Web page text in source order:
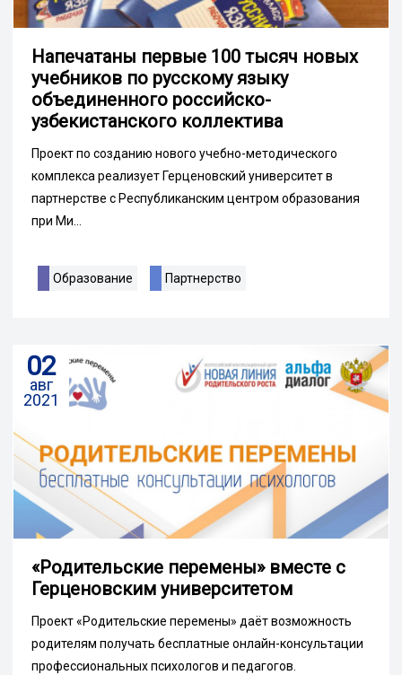
Напечатаны первые 100 тысяч новых
учебников по русскому языку
объединенного российско-
узбекистанского коллектива
Проект по созданию нового учебно-методического
комплекса реализует Герценовский университет в
партнерстве с Республиканским центром образования
при Ми...
Образование Партнерство
02
авг
2021
«Родительские перемены» вместе с
Герценовским университетом
Проект «Родительские перемены» даёт возможность
родителям получать бесплатные онлайн-консультации
профессиональных психологов и педагогов.